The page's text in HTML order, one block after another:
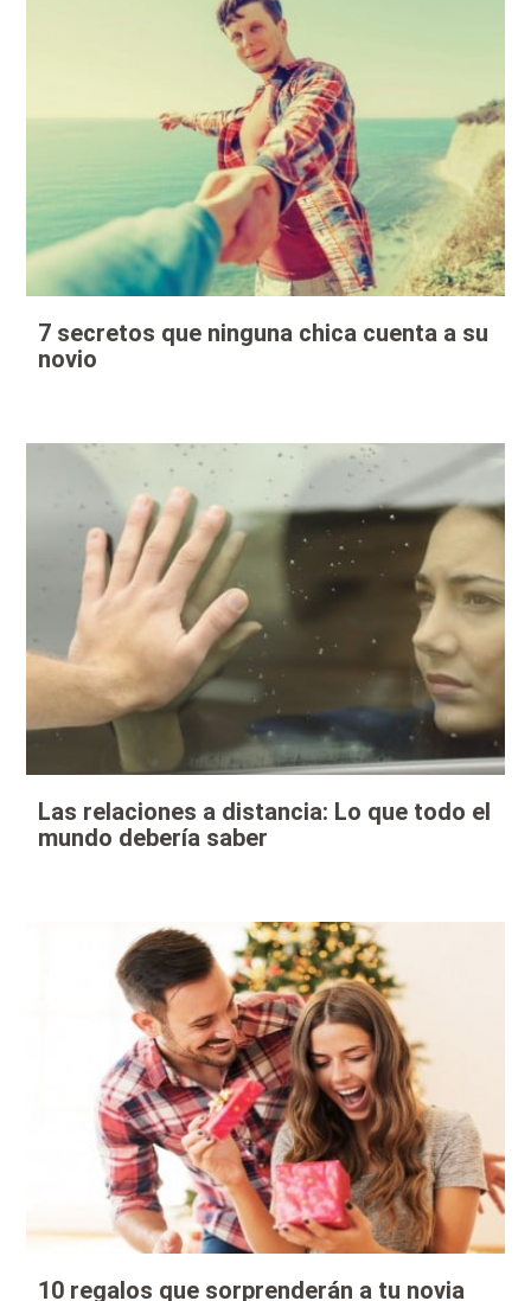
7 secretos que ninguna chica cuenta a su
novio
Las relaciones a distancia: Lo que todo el
mundo debería saber
10 regalos que sorprenderán a tu novia